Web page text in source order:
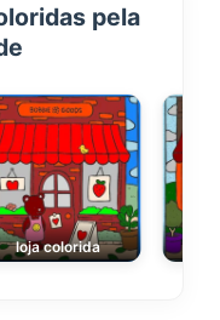
pela
loja colorida